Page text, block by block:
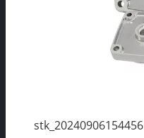
stk_20240906154456